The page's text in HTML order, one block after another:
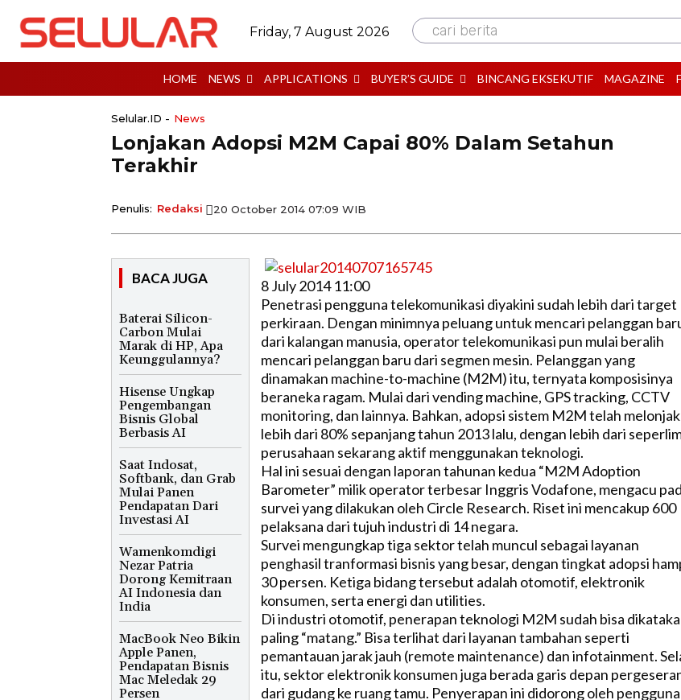
Friday, 7 August 2026 cari berita
HOME NEWS APPLICATIONS BUYER’S GUIDE BINCANG EKSEKUTIF MAGAZINE
Selular.ID - News
Lonjakan Adopsi M2M Capai 80% Dalam Setahun
Terakhir
Penulis: Redaksi 20 October 2014 07:09 WIB
BACA JUGA
Baterai Silicon-
Carbon Mulai
Marak di HP, Apa
Keunggulannya?
Hisense Ungkap
Pengembangan
Bisnis Global
Berbasis AI
Saat Indosat,
Softbank, dan Grab
Mulai Panen
Pendapatan Dari
Investasi AI
Wamenkomdigi
Nezar Patria
Dorong Kemitraan
AI Indonesia dan
India
MacBook Neo Bikin
Apple Panen,
Pendapatan Bisnis
Mac Meledak 29
Persen
8 July 2014 11:00
Penetrasi pengguna telekomunikasi diyakini sudah lebih dari target
perkiraan. Dengan minimnya peluang untuk mencari pelanggan
dari kalangan manusia, operator telekomunikasi pun mulai beralih
mencari pelanggan baru dari segmen mesin. Pelanggan yang
dinamakan machine-to-machine (M2M) itu, ternyata komposisinya
beraneka ragam. Mulai dari vending machine, GPS tracking, CCTV
monitoring, dan lainnya. Bahkan, adopsi sistem M2M telah melonjak
lebih dari 80% sepanjang tahun 2013 lalu, dengan lebih dari
perusahaan sekarang aktif menggunakan teknologi.
Hal ini sesuai dengan laporan tahunan kedua “M2M Adoption
Barometer” milik operator terbesar Inggris Vodafone, mengacu
survei yang dilakukan oleh Circle Research. Riset ini mencakup 600
pelaksana dari tujuh industri di 14 negara.
Survei mengungkap tiga sektor telah muncul sebagai layanan
penghasil tranformasi bisnis yang besar, dengan tingkat adopsi
30 persen. Ketiga bidang tersebut adalah otomotif, elektronik
konsumen, serta energi dan utilities.
Di industri otomotif, penerapan teknologi M2M sudah bisa
paling “matang.” Bisa terlihat dari layanan tambahan seperti
pemantauan jarak jauh (remote maintenance) dan infotainment.
itu, sektor elektronik konsumen juga berada garis depan
dari gudang ke ruang tamu. Penyerapan ini didorong oleh